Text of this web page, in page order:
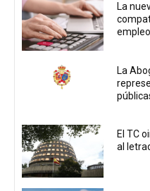
La
La
El TC
al